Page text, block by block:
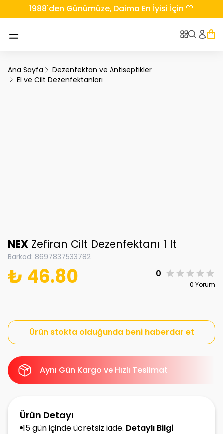
1988'den Günümüze, Daima En İyisi İçin 🤍
Ana Sayfa
Dezenfektan ve Antiseptikler
El ve Cilt Dezenfektanları
NEX Zefiran Cilt Dezenfektanı 1 lt
Barkod: 8697837533782
₺ 46.80 0
0 Yorum
Ürün stokta olduğunda beni haberdar et
Aynı Gün Kargo ve Hızlı Teslimat
Ürün Detayı
15 gün içinde ücretsiz iade. Detaylı Bilgi